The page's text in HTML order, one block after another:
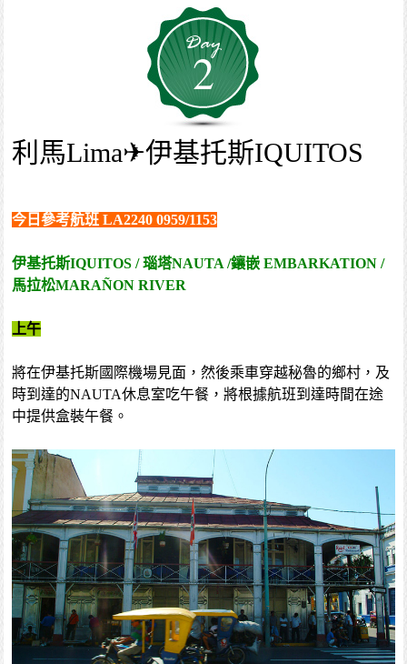
2
利馬Lima✈伊基托斯IQUITOS
今日參考航班 LA2240 0959/1153
伊基托斯IQUITOS / 瑙塔NAUTA /鑲嵌 EMBARKATION /
馬拉松MARAÑON RIVER
上午
將在伊基托斯國際機場見面，然後乘車穿越秘魯的鄉村，及
時到達的NAUTA休息室吃午餐，將根據航班到達時間在途
中提供盒裝午餐。